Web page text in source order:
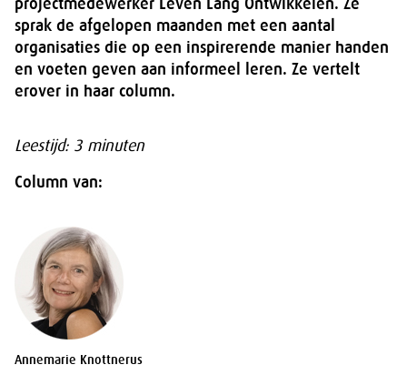
projectmedewerker Leven Lang Ontwikkelen. Ze
sprak de afgelopen maanden met een aantal
organisaties die op een inspirerende manier handen
en voeten geven aan informeel leren. Ze vertelt
erover in haar column.
Leestijd: 3 minuten
Column van:
Annemarie Knottnerus